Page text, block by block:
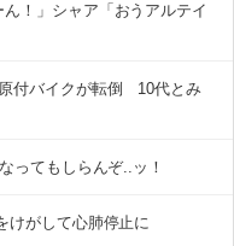
！」シャア「おうアルテイ
付バイクが転倒 10代とみ
ってもしらんぞ..ッ！
がして心肺停止に